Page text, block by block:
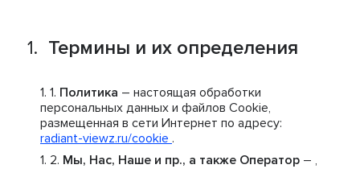
Термины и их определения
Политика – настоящая обработки
персональных данных и файлов Cookie,
размещенная в сети Интернет по адресу:
radiant-viewz.ru/cookie .
Мы, Нас, Наше и пр., а также Оператор – ,